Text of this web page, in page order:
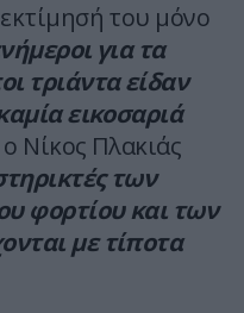
του μόνο
για τα
τριάντα είδαν
εικοσαριά
ο Νίκος Πλακιάς
των
φορτίου και των
με τίποτα